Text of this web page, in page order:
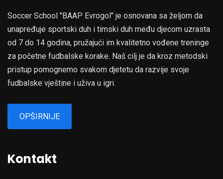
Soccer School "BAAP Evrogol" je osnovana sa željom da
unapređuje sportski duh i timski duh među djecom uzrasta
od 7 do 14 godina, pružajući im kvalitetno vođene treninge
za početne fudbalske korake. Naš cilj je da kroz metodski
pristup pomognemo svakom djetetu da razvije svoje
fudbalske vještine i uživa u igri.
OPŠIRNIJE
Kontakt